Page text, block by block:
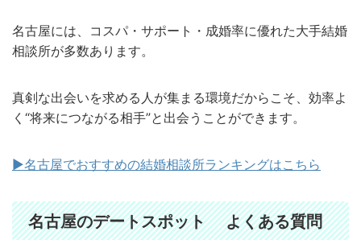
名古屋には、コスパ・サポート・成婚率に優れた大手結婚
相談所が多数あります。
真剣な出会いを求める人が集まる環境だからこそ、効率よ
く“将来につながる相手”と出会うことができます。
▶︎名古屋でおすすめの結婚相談所ランキングはこちら
名古屋のデートスポット よくある質問